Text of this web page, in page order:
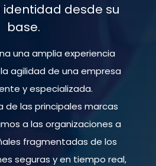
identidad desde su
base.
una amplia experiencia
agilidad de una empresa
y especializada.
de las principales marcas
a las organizaciones a
fragmentadas de los
seguras y en tiempo real,